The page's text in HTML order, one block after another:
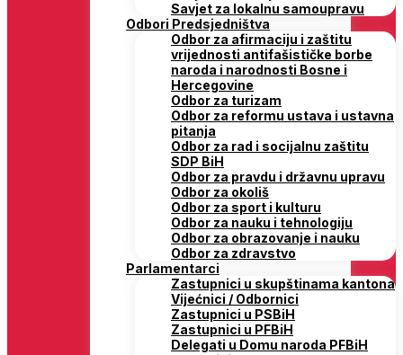
Savjet za lokalnu samoupravu
Odbori Predsjedništva
Odbor za afirmaciju i zaštitu
vrijednosti antifašističke borbe
naroda i narodnosti Bosne i
Hercegovine
Odbor za turizam
Odbor za reformu ustava i ustavna
pitanja
Odbor za rad i socijalnu zaštitu
SDP BiH
Odbor za pravdu i državnu upravu
Odbor za okoliš
Odbor za sport i kulturu
Odbor za nauku i tehnologiju
Odbor za obrazovanje i nauku
Odbor za zdravstvo
Parlamentarci
Zastupnici u skupštinama kantona
Vijećnici / Odbornici
Zastupnici u PSBiH
Zastupnici u PFBiH
Delegati u Domu naroda PFBiH